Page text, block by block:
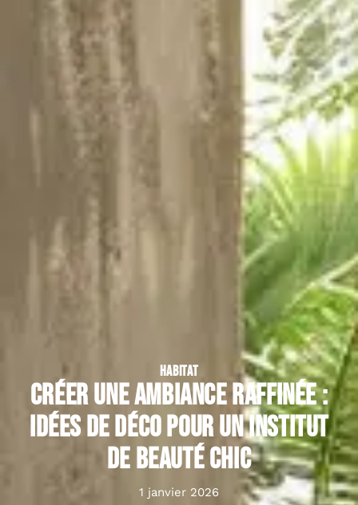
HABITAT
Créer une ambiance raffinée :
idées de déco pour un institut
de beauté chic
1 janvier 2026